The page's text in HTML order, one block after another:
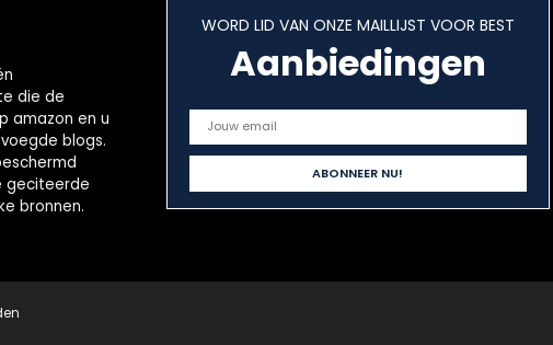
die de
amazon en u
blogs.
geciteerde
bronnen.
WORD LID VAN ONZE MAILLIJST VOOR BEST
Aanbiedingen